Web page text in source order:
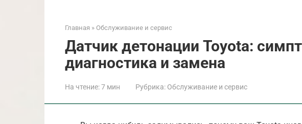
Главная » Обслуживание и сервис
Датчик детонации Toyota:
диагностика и замена
На чтение:7 мин Рубрика: Обслуживание и сервис